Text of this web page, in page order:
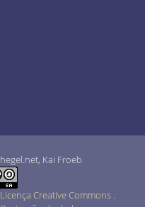
Kai Froeb
Creative Commons .